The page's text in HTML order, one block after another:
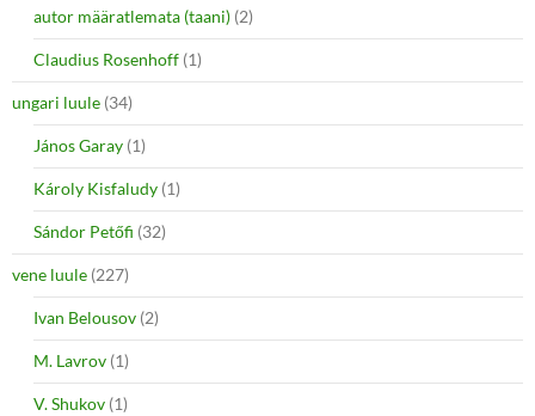
autor määratlemata (taani) (2)
Claudius Rosenhoff (1)
ungari luule (34)
János Garay (1)
Károly Kisfaludy (1)
Sándor Petőfi (32)
vene luule (227)
Ivan Belousov (2)
M. Lavrov (1)
V. Shukov (1)